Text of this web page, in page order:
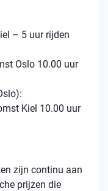
– 5 uur rijden
Oslo 10.00 uur
Kiel 10.00 uur
zijn continu aan
prijzen die